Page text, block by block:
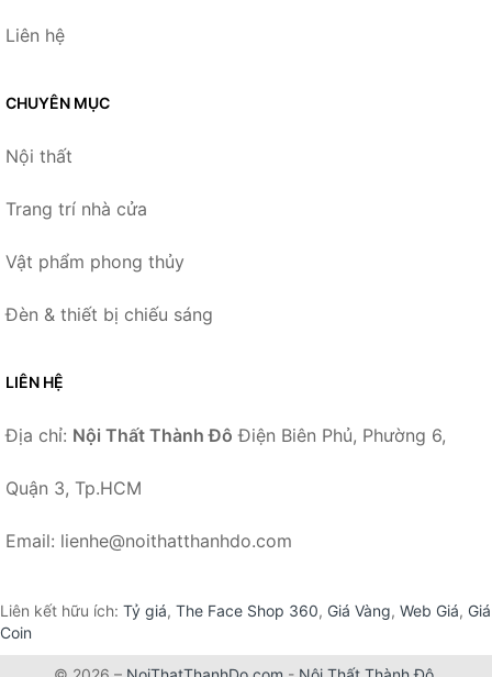
Liên hệ
CHUYÊN MỤC
Nội thất
Trang trí nhà cửa
Vật phẩm phong thủy
Đèn & thiết bị chiếu sáng
LIÊN HỆ
Địa chỉ: Nội Thất Thành Đô Điện Biên Phủ, Phường 6,
Quận 3, Tp.HCM
Email: lienhe@noithatthanhdo.com
Liên kết hữu ích: Tỷ giá, The Face Shop 360, Giá Vàng, Web Giá, Giá
Coin